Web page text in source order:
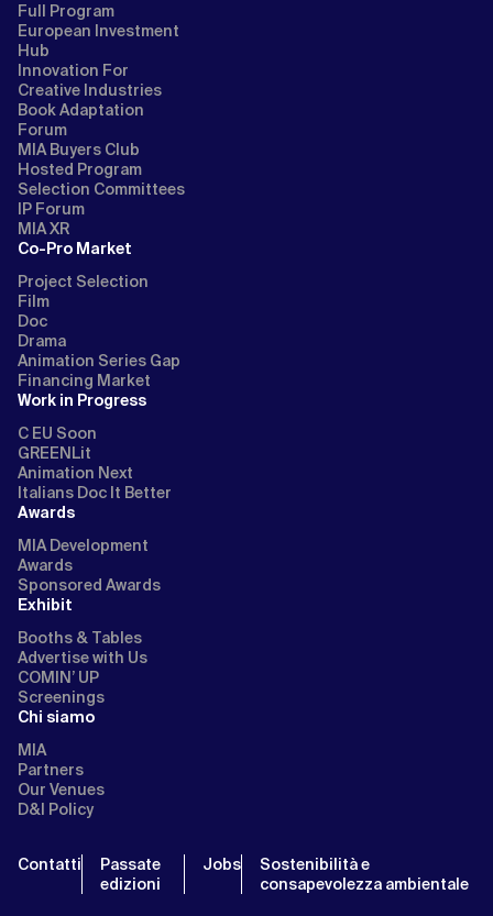
Full Program
European Investment
Hub
Innovation For
Creative Industries
Book Adaptation
Forum
MIA Buyers Club
Hosted Program
Selection Committees
IP Forum
MIA XR
Co-Pro Market
Project Selection
Film
Doc
Drama
Animation Series Gap
Financing Market
Work in Progress
C EU Soon
GREENLit
Animation Next
Italians Doc It Better
Awards
MIA Development
Awards
Sponsored Awards
Exhibit
Booths & Tables
Advertise with Us
COMIN’ UP
Screenings
Chi siamo
MIA
Partners
Our Venues
D&I Policy
Contatti
Passate
edizioni
Jobs
Sostenibilità e
consapevolezza ambientale